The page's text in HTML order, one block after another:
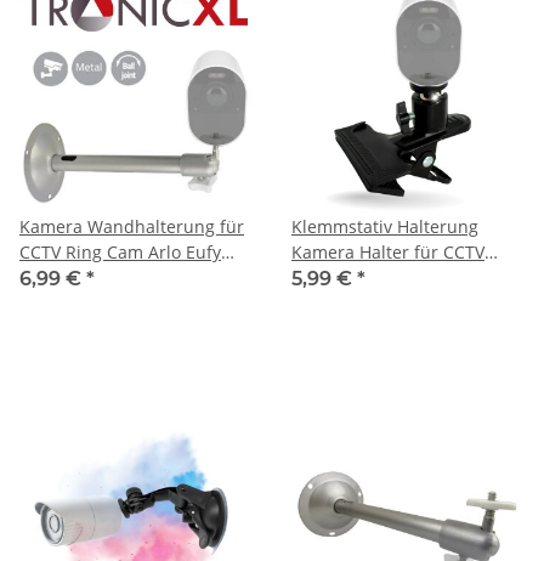
Kamera Wandhalterung für
CCTV Ring Cam Arlo Eufy
Wyze Pan VR Rift Sensor
6,99 € *
Klemmstativ Halterung
Kamera Halter für CCTV
Überwachungskamera Ring
5,99 € *